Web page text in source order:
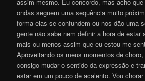
assim mesmo. Eu concordo, mas acho
ondas seguem uma sequência muito
forma elas se confundem ou nos dão uma
gente não sabe nem definir a hora de estar
mais ou menos assim que eu estou me
Aproveitando os meus momentos de
consigo mudar o sentido da expressão e
estar em um pouco de acalento. Vou